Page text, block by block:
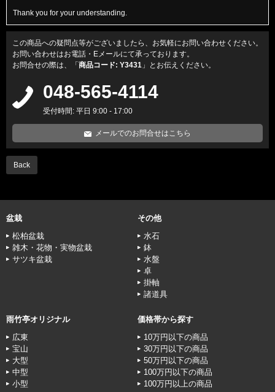
Thank you for your understanding.
この商品への疑問点等がございましたら、お気軽にお問い合わせください。
お問い合わせはお電話・Eメールにて承っております。
お問合せの際は、「 商品コード: Y3431 」とお伝えください。
048-565-4114
受付時間: 平日 9:00 - 17:00
メールでのお問合せはこちら
Back
盆栽
松柏盆栽
雑木・花物・実物盆栽
サツキ盆栽
その他
水石
鉢
水盤
卓
掛軸
諸道具
雨竹亭オリジナル
広東
宝山
大型
中型
小型
価格帯から探す
10万円以下の商品
30万円以下の商品
50万円以下の商品
100万円以下の商品
100万円以上の商品